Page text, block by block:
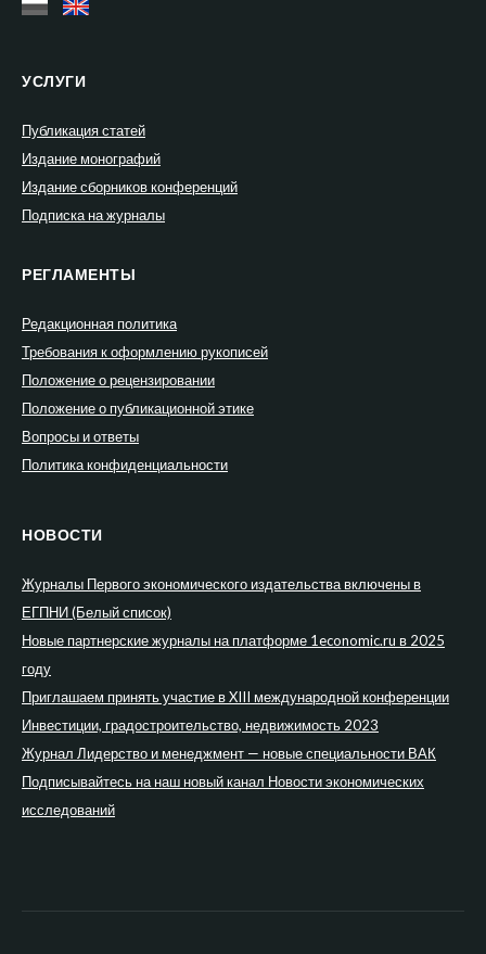
УСЛУГИ
Публикация статей
Издание монографий
Издание сборников конференций
Подписка на журналы
РЕГЛАМЕНТЫ
Редакционная политика
Требования к оформлению рукописей
Положение о рецензировании
Положение о публикационной этике
Вопросы и ответы
Политика конфиденциальности
НОВОСТИ
Журналы Первого экономического издательства включены в
ЕГПНИ (Белый список)
Новые партнерские журналы на платформе 1economic.ru в 2025
году
Приглашаем принять участие в XIII международной конференции
Инвестиции, градостроительство, недвижимость 2023
Журнал Лидерство и менеджмент — новые специальности ВАК
Подписывайтесь на наш новый канал Новости экономических
исследований